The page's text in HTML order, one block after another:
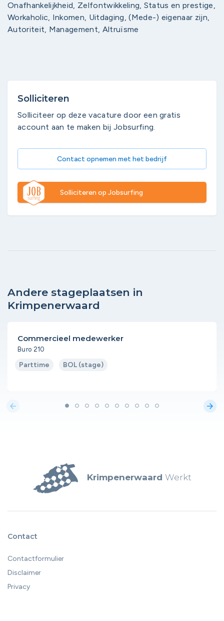
Onafhankelijkheid, Zelfontwikkeling, Status en prestige,
Workaholic, Inkomen, Uitdaging, (Mede-) eigenaar zijn,
Autoriteit, Management, Altruïsme
Solliciteren
Solliciteer op deze vacature door een gratis
account aan te maken bij Jobsurfing.
Contact opnemen met het bedrijf
Solliciteren op Jobsurfing
Andere stageplaatsen in
Krimpenerwaard
Commercieel medewerker
Buro 210
Parttime BOL (stage)
arrow_back arrow_forward
Krimpenerwaard Werkt
Contact
Contactformulier
Disclaimer
Privacy